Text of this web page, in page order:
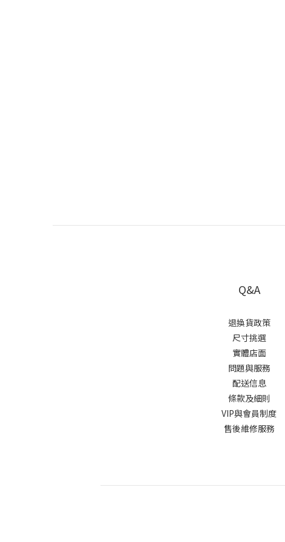
Q&A
退換貨政策
尺寸挑選
實體店面
問題與服務
配送信息
條款及細則
VIP與會員制度
售後維修服務